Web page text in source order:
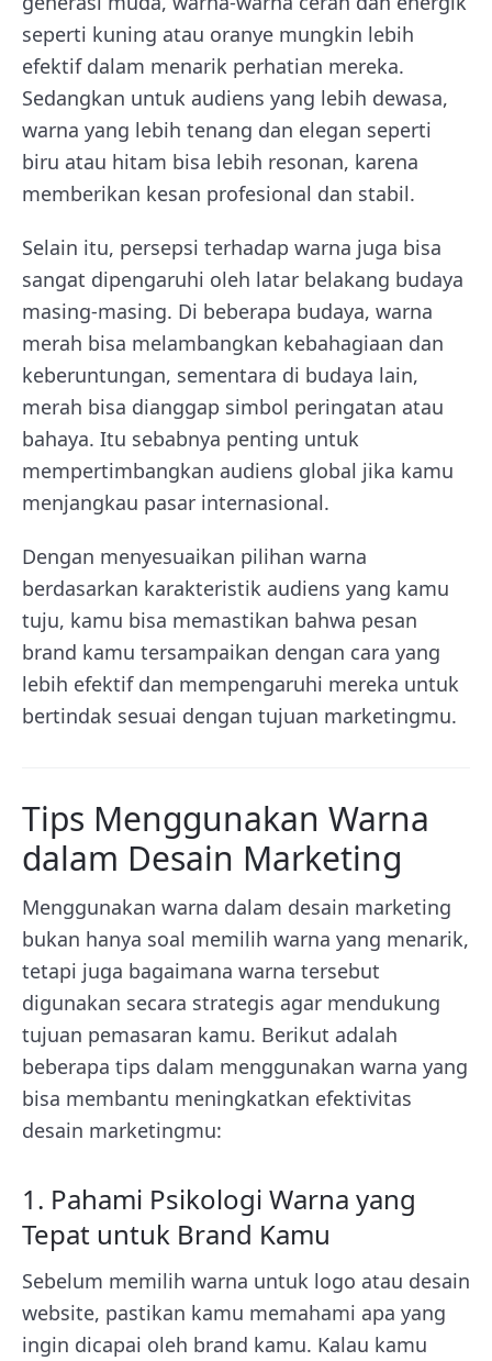
seperti kuning atau oranye mungkin lebih
efektif dalam menarik perhatian mereka.
Sedangkan untuk audiens yang lebih dewasa,
warna yang lebih tenang dan elegan seperti
biru atau hitam bisa lebih resonan, karena
memberikan kesan profesional dan stabil.
Selain itu, persepsi terhadap warna juga bisa
sangat dipengaruhi oleh latar belakang budaya
masing-masing. Di beberapa budaya, warna
merah bisa melambangkan kebahagiaan dan
keberuntungan, sementara di budaya lain,
merah bisa dianggap simbol peringatan atau
bahaya. Itu sebabnya penting untuk
mempertimbangkan audiens global jika kamu
menjangkau pasar internasional.
Dengan menyesuaikan pilihan warna
berdasarkan karakteristik audiens yang kamu
tuju, kamu bisa memastikan bahwa pesan
brand kamu tersampaikan dengan cara yang
lebih efektif dan mempengaruhi mereka untuk
bertindak sesuai dengan tujuan marketingmu.
Tips Menggunakan Warna
dalam Desain Marketing
Menggunakan warna dalam desain marketing
bukan hanya soal memilih warna yang menarik,
tetapi juga bagaimana warna tersebut
digunakan secara strategis agar mendukung
tujuan pemasaran kamu. Berikut adalah
beberapa tips dalam menggunakan warna yang
bisa membantu meningkatkan efektivitas
desain marketingmu:
1. Pahami Psikologi Warna yang
Tepat untuk Brand Kamu
Sebelum memilih warna untuk logo atau desain
website, pastikan kamu memahami apa yang
ingin dicapai oleh brand kamu. Kalau kamu